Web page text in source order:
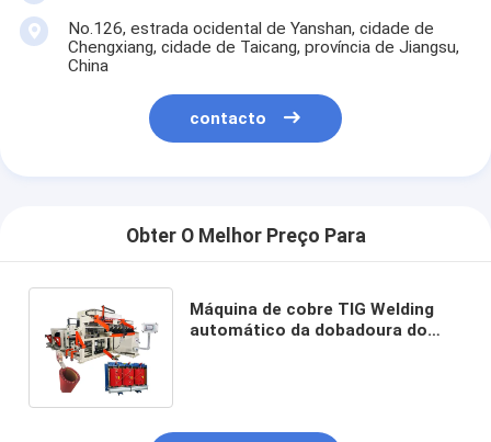
No.126, estrada ocidental de Yanshan, cidade de
Chengxiang, cidade de Taicang, província de Jiangsu,
China
contacto
Obter O Melhor Preço Para
Máquina de cobre TIG Welding
automático da dobadoura do